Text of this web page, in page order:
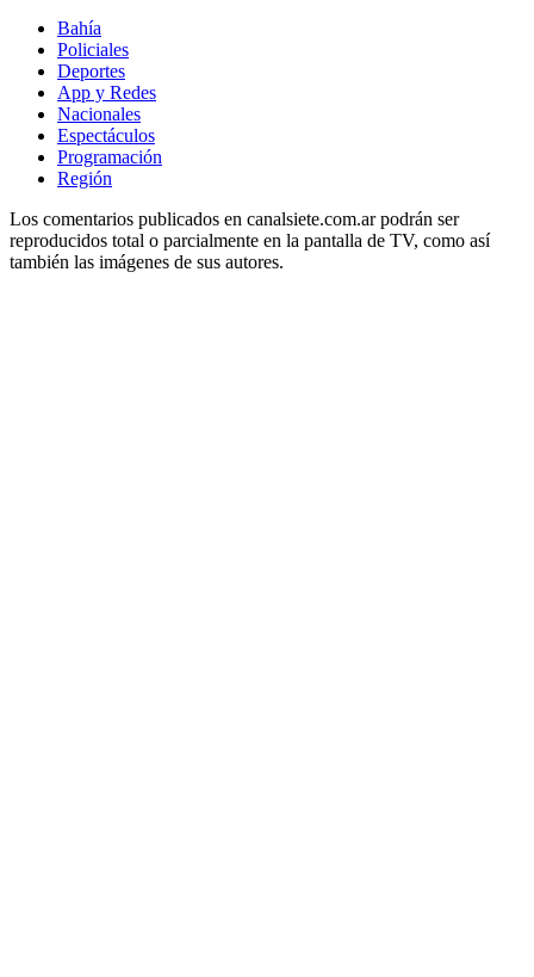
Bahía
Policiales
Deportes
App y Redes
Nacionales
Espectáculos
Programación
Región
Los comentarios publicados en canalsiete.com.ar podrán ser
reproducidos total o parcialmente en la pantalla de TV, como así
también las imágenes de sus autores.